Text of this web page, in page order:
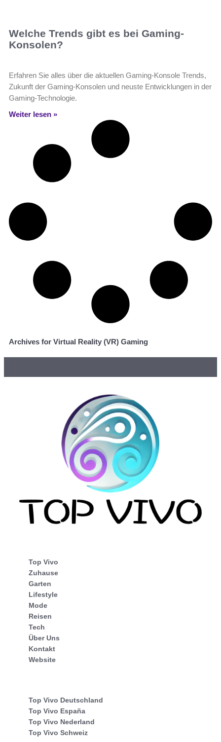
Welche Trends gibt es bei Gaming-
Konsolen?
Erfahren Sie alles über die aktuellen Gaming-Konsole Trends,
Zukunft der Gaming-Konsolen und neuste Entwicklungen in der
Gaming-Technologie.
Weiter lesen »
Archives for Virtual Reality (VR) Gaming
Top Vivo
Zuhause
Garten
Lifestyle
Mode
Reisen
Tech
Über Uns
Kontakt
Website
Top Vivo Deutschland
Top Vivo España
Top Vivo Nederland
Top Vivo Schweiz